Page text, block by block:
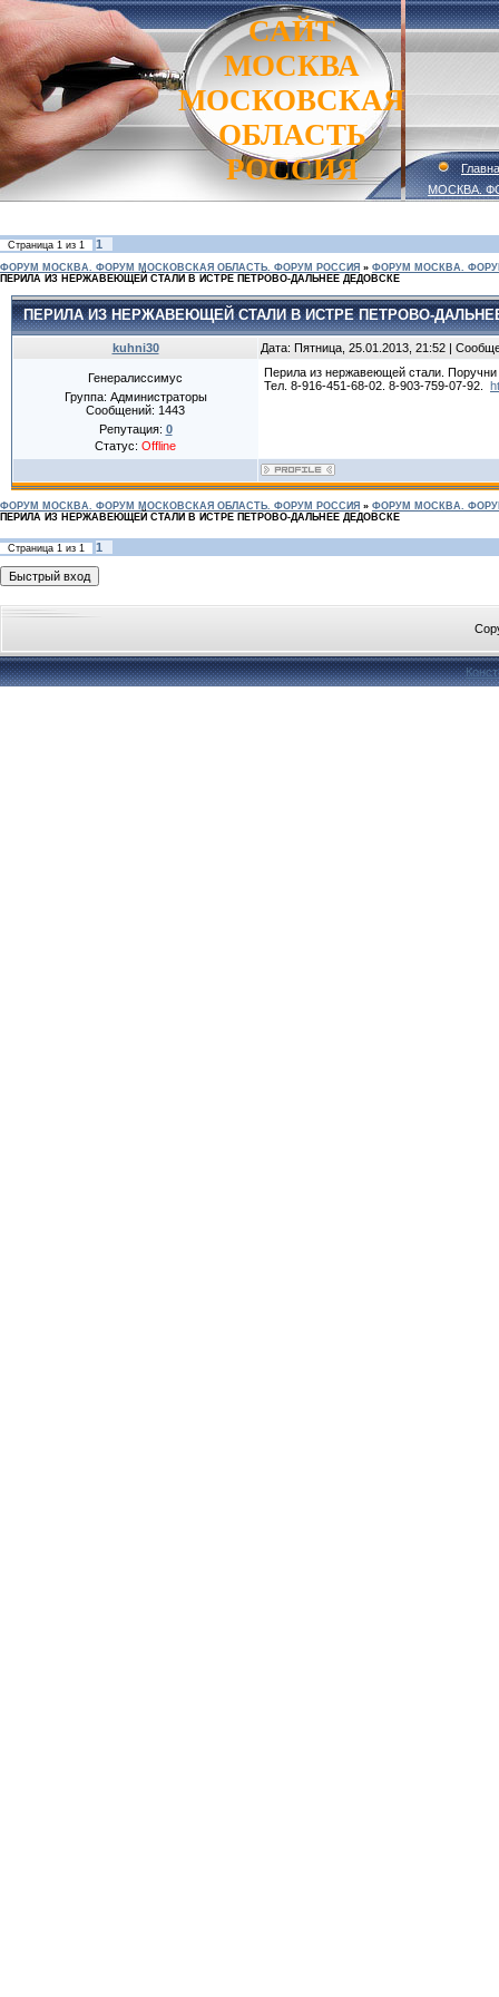
САЙТ
МОСКВА
МОСКОВСКАЯ
ОБЛАСТЬ
РОССИЯ
МОСКВА.
Страница 1 из 1 1
ФОРУМ МОСКВА. ФОРУМ МОСКОВСКАЯ ОБЛАСТЬ. ФОРУМ РОССИЯ » ФОРУМ МОСКВА.
ПЕРИЛА ИЗ НЕРЖАВЕЮЩЕЙ СТАЛИ В ИСТРЕ ПЕТРОВО-ДАЛЬНЕЕ ДЕДОВСКЕ
ПЕРИЛА ИЗ НЕРЖАВЕЮЩЕЙ СТАЛИ В ИСТРЕ ПЕТРОВО-
kuhni30 Дата: Пятница, 25.01.2013, 21:52 |
Генералиссимус
Группа: Администраторы
Сообщений: 1443
Репутация: 0
Статус: Offline
Перила из нержавеющей стали.
Тел. 8-916-451-68-02. 8-903-759-07-92.
ФОРУМ МОСКВА. ФОРУМ МОСКОВСКАЯ ОБЛАСТЬ. ФОРУМ РОССИЯ » ФОРУМ МОСКВА.
ПЕРИЛА ИЗ НЕРЖАВЕЮЩЕЙ СТАЛИ В ИСТРЕ ПЕТРОВО-ДАЛЬНЕЕ ДЕДОВСКЕ
Страница 1 из 1 1